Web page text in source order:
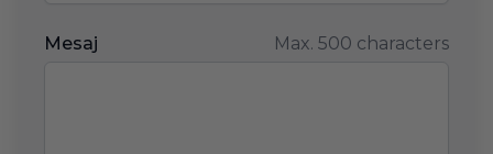
Mesaj Max. 500 characters